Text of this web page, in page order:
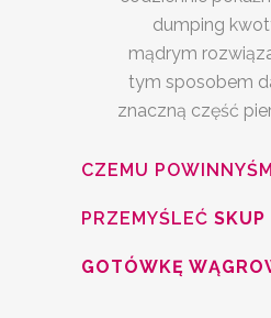
dumping
mądrym
tym sposobem
znaczną część
CZEMU
PRZEMYŚLEĆ
GOTÓWKĘ